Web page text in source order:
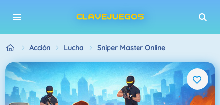
Acción Lucha Sniper Master Online